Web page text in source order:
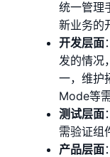
统一管理
新业务的
开发层面
发的情况
一，维护
Mode等
测试层面
需验证组
产品层面